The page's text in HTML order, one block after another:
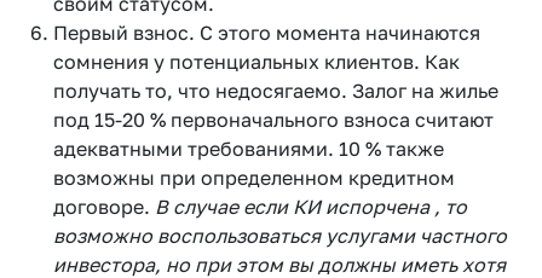
Первый взнос. С этого момента начинаются
сомнения у потенциальных клиентов. Как
получать то, что недосягаемо. Залог на жилье
под 15-20 % первоначального взноса считают
адекватными требованиями. 10 % также
возможны при определенном кредитном
договоре. В случае если КИ испорчена , то
возможно воспользоваться услугами частного
инвестора, но при этом вы должны иметь хотя